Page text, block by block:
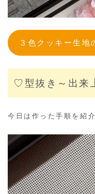
３色クッキー生地
♡型抜き～出来
今日は作った手順を紹